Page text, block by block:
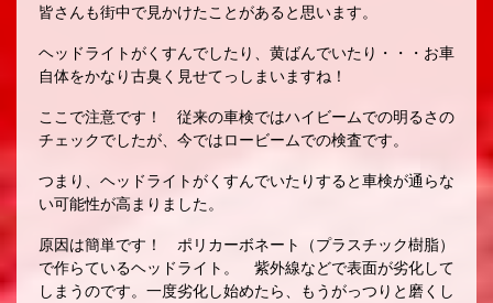
皆さんも街中で見かけたことがあると思います。
ヘッドライトがくすんでしたり、黄ばんでいたり・・・お車
自体をかなり古臭く見せてっしまいますね！
ここで注意です！ 従来の車検ではハイビームでの明るさの
チェックでしたが、今ではロービームでの検査です。
つまり、ヘッドライトがくすんでいたりすると車検が通らな
い可能性が高まりました。
原因は簡単です！ ポリカーボネート（プラスチック樹脂）
で作らているヘッドライト。 紫外線などで表面が劣化して
しまうのです。一度劣化し始めたら、もうがっつりと磨くし